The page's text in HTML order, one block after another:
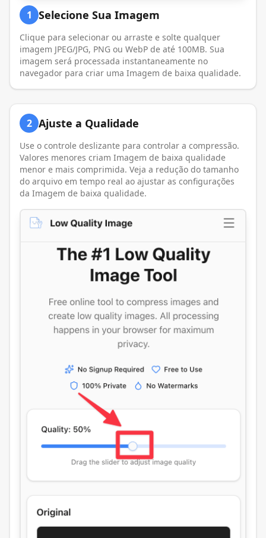
1 Selecione Sua Imagem
Clique para selecionar ou arraste e solte qualquer
imagem JPEG/JPG, PNG ou WebP de até 100MB. Sua
imagem será processada instantaneamente no
navegador para criar uma Imagem de baixa qualidade.
2 Ajuste a Qualidade
Use o controle deslizante para controlar a compressão.
Valores menores criam Imagem de baixa qualidade
menor e mais comprimida. Veja a redução do tamanho
do arquivo em tempo real ao ajustar as configurações
da Imagem de baixa qualidade.